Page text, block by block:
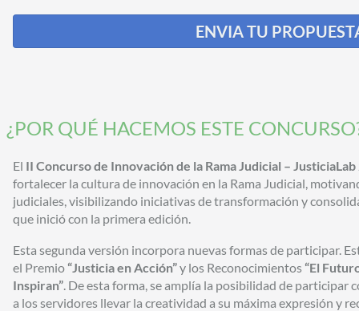
ENVIA TU
¿POR QUÉ HACEMOS ESTE
El II Concurso de Innovación de la Rama Judicial –
fortalecer la cultura de innovación en la Rama Judicial,
judiciales, visibilizando iniciativas de transformación y
que inició con la primera edición.
Esta segunda versión incorpora nuevas formas de participar.
el Premio “Justicia en Acción”y los Reconocimientos “El
Inspiran”. De esta forma, se amplía la posibilidad de participar
a los servidores llevar la creatividad a su máxima expresión y